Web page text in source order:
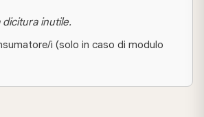
dicitura inutile.
i (solo in caso di modulo